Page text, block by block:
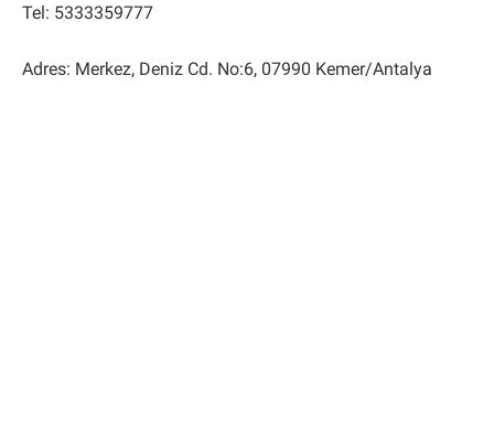
Tel: 5333359777
Adres: Merkez, Deniz Cd. No:6, 07990 Kemer/Antalya